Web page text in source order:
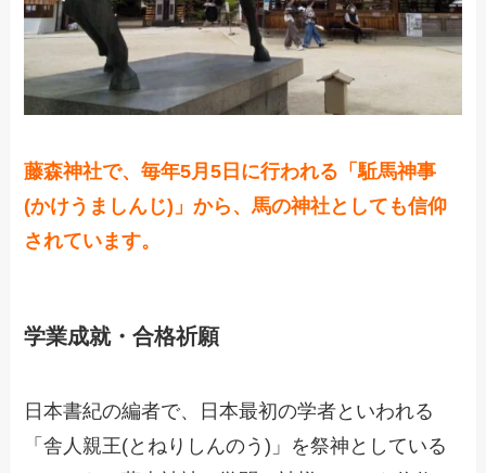
藤森神社で、毎年5月5日に行われる「駈馬神事
(かけうましんじ)」から、馬の神社としても信仰
されています。
学業成就・合格祈願
日本書紀の編者で、日本最初の学者といわれる
「舎人親王(とねりしんのう)」を祭神としている